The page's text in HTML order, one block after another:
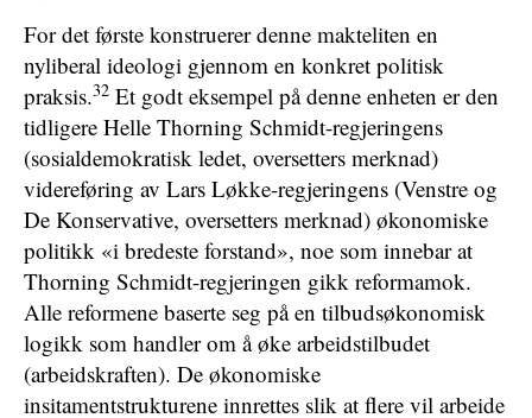
For det første konstruerer denne makteliten en
nyliberal ideologi gjennom en konkret politisk
praksis.32 Et godt eksempel på denne enheten er den
tidligere Helle Thorning Schmidt-regjeringens
(sosialdemokratisk ledet, oversetters merknad)
videreføring av Lars Løkke-regjeringens (Venstre og
De Konservative, oversetters merknad) økonomiske
politikk «i bredeste forstand», noe som innebar at
Thorning Schmidt-regjeringen gikk reformamok.
Alle reformene baserte seg på en tilbudsøkonomisk
logikk som handler om å øke arbeidstilbudet
(arbeidskraften). De økonomiske
insitamentstrukturene innrettes slik at flere vil arbeide